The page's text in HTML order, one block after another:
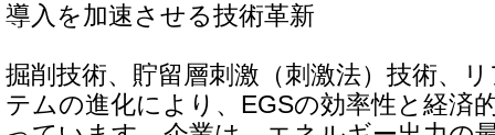
導入を加速させる技術革新
掘削技術、貯留層刺激（刺激法）技術、
テムの進化により、EGSの効率性と経済